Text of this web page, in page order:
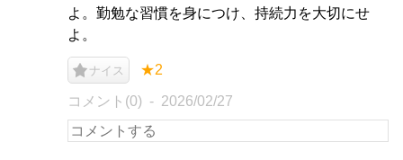
よ。勤勉な習慣を身につけ、持続力を大切にせ
よ。
ナイス ★2
コメント(0) 2026/02/27